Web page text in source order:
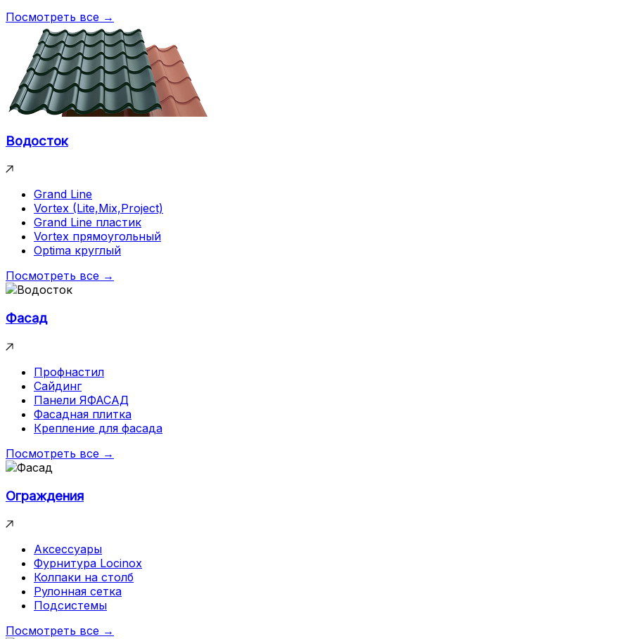
Посмотреть все →
Водосток
Grand Line
Vortex (Lite,Mix,Project)
Grand Line пластик
Vortex прямоугольный
Optima круглый
Посмотреть все →
Фасад
Профнастил
Сайдинг
Панели ЯФАСАД
Фасадная плитка
Крепление для фасада
Посмотреть все →
Ограждения
Аксессуары
Фурнитура Locinox
Колпаки на столб
Рулонная сетка
Подсистемы
Посмотреть все →